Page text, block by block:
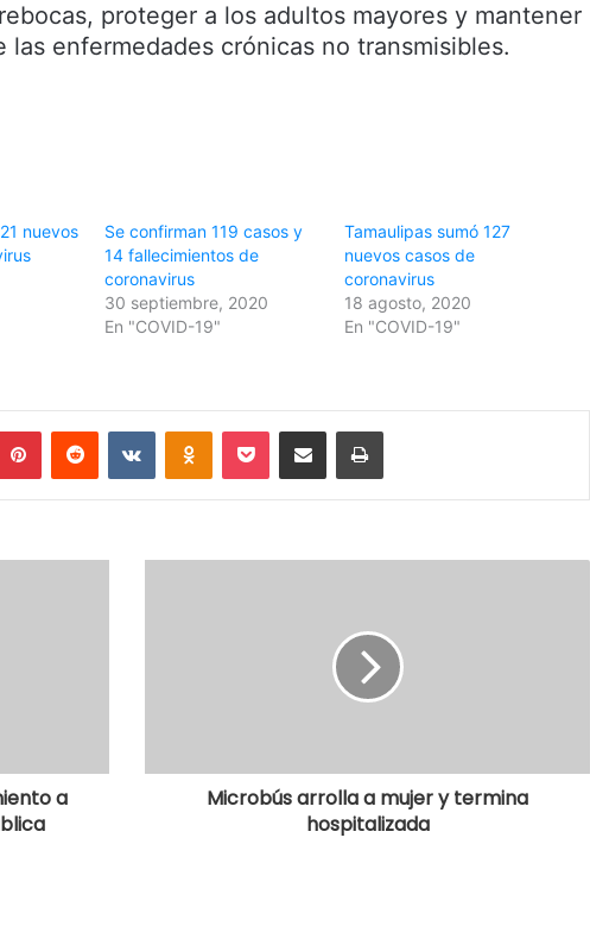
proteger a los adultos mayores y mantener
las enfermedades crónicas no transmisibles.
nuevos
Se confirman 119 casos y
14 fallecimientos de
coronavirus
30 septiembre, 2020
En "COVID-19"
Tamaulipas sumó 127
nuevos casos de
coronavirus
18 agosto, 2020
En "COVID-19"
a
Microbús arrolla a mujer y termina
hospitalizada